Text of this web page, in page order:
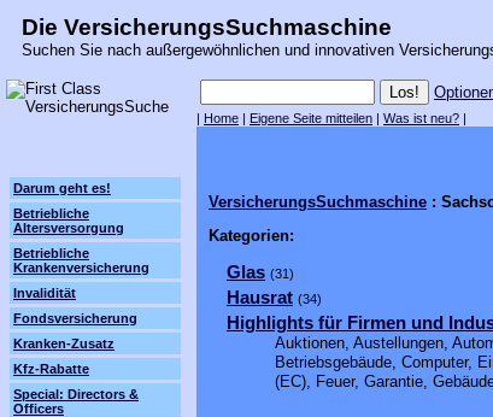
Die VersicherungsSuchmaschine
Suchen Sie nach außergewöhnlichen und innovativen
Darum geht es!
Betriebliche
Altersversorgung
Betriebliche
Krankenversicherung
Invalidität
Fondsversicherung
Kranken-Zusatz
Kfz-Rabatte
Special: Directors &
Officers
| Home | Eigene Seite mitteilen | Was ist neu? |
VersicherungsSuchmaschine :
Kategorien:
Glas (31)
Hausrat (34)
Highlights für Firmen und
Auktionen, Austellungen,
Betriebsgebäude, Computer,
(EC), Feuer, Garantie,